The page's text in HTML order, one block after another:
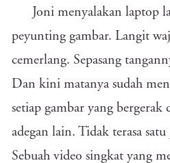
Joni menyalakan laptop
peyunting gambar. Langit
cemerlang. Sepasang
Dan kini matanya sudah
setiap gambar yang bergerak
adegan lain. Tidak terasa
Sebuah video singkat yang